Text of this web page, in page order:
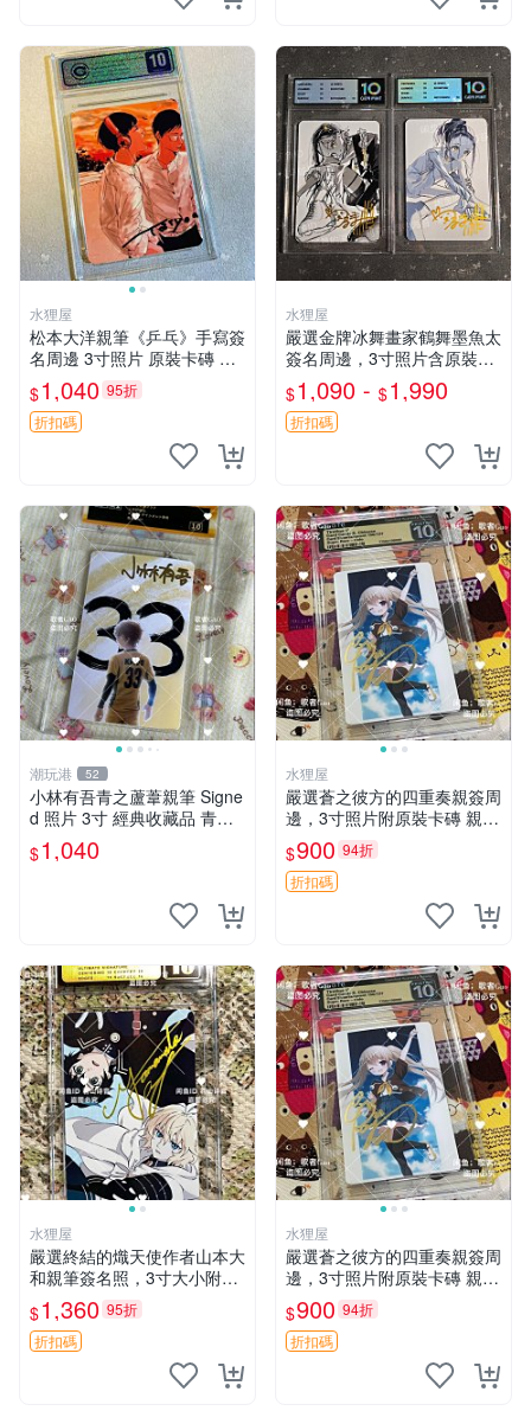
水狸屋
松本大洋親筆《乒乓》手寫簽
名周邊 3寸照片 原裝卡磚 收
藏好物 乒乓 The Animation
松本大洋 簽名 周邊 注記：此
商品為作者親筆簽名，附原
$1,040 95折
折扣碼
水狸屋
嚴選金牌冰舞畫家鶴舞墨魚太
簽名周邊，3寸照片含原裝卡
磚。收藏自用，面簽確保證
實。 冰舞 簽名 周邊
$1,090 - $1,990
折扣碼
潮玩港 52
小林有吾青之蘆葦親筆 Signe
d 照片 3寸 經典收藏品 青之
蘆葦限量版 周邊 相框裝裱 青
之蘆葦 簽名照 小林有吾
$1,040
水狸屋
嚴選蒼之彼方的四重奏親簽周
邊，3寸照片附原裝卡磚 親簽
照 收藏級 影印品 杜蕾斯相紙
質地 限量版 Aokana Four Rh
ythm 藍光紀念照 簽名
$900 94折
折扣碼
水狸屋
嚴選終結的熾天使作者山本大
和親筆簽名照，3寸大小附原
裝卡磚 終結的熾天使 簽名照
片 親筆簽名周邊
$1,360 95折
折扣碼
水狸屋
嚴選蒼之彼方的四重奏親簽周
邊，3寸照片附原裝卡磚 親簽
照 收藏級 影印品 杜蕾斯相紙
質地 限量版 Aokana Four Rh
ythm 藍光紀念照 簽名
$900 94折
折扣碼